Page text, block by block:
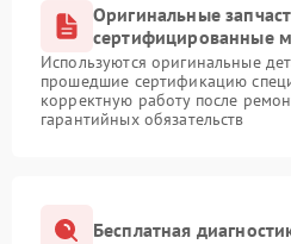
Оригинальные
сертифицированные
Используются оригинальные
прошедшие сертификацию
корректную работу после
гарантийных обязательств
Бесплатная